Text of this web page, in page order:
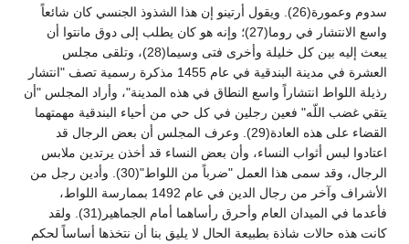
سدوم وعمورة(26). ويقول أرتينو إن هذا الشذوذ الجنسي كان شائعاً
واسع الانتشار في روما(27)؛ وإنه هو كان يطلب إلى دوق مانتوا أن
يبعث إليه بين كل خليلة وأخرى فتى وسيما(28)، وتلقى مجلس
العشرة في مدينة البندقية في عام 1455 مذكرة رسمية تصف "انتشار
رذيلة اللواط انتشاراً واسع النطاق في هذه المدينة"، وأراد المجلس "أن
يتقي غضب اللّه" فعين رجلين في كل حي من أحياء البندقية مهمتهما
القضاء على هذه العادة(29). وعرف المجلس أن بعض الرجال قد
اعتادوا لبس أثواب النساء، وأن بعض النساء قد أخذن يرتدين ملابس
الرجال، وقد سمى هذا العمل "ضرباً من اللواط"(30). وأدين رجل من
الأشراف وآخر من رجال الدين في عام 1492 بممارسة اللواط،
فأعدما في الميدان العام وأحرق رأساهما أمام الجماهير(31). ولقد
كانت هذه حالات شاذة بطبيعة الحال لا يليق بنا أن نتخذها أساساً لحكم